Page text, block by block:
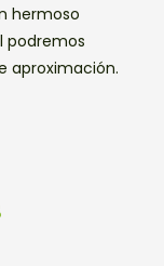
hermoso
podremos
aproximación.